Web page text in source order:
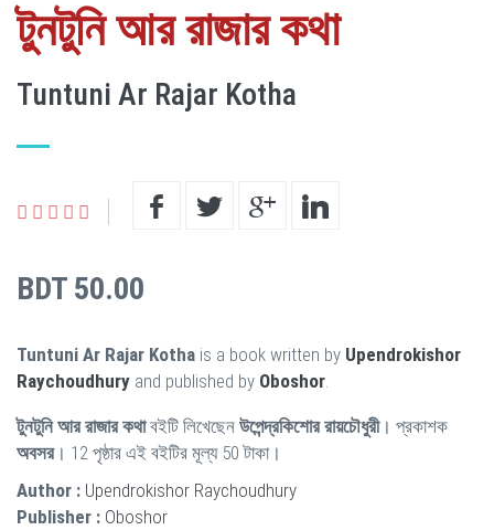
টুনটুনি আর রাজার কথা
Tuntuni Ar Rajar Kotha
BDT 50.00
Tuntuni Ar Rajar Kotha is a book written by Upendrokishor
Raychoudhury and published by Oboshor
টুনটুনি আর রাজার কথাবইটি লিখেছেন উপেন্দ্রকিশোর রায়চৌধুরী। প্রকাশক
অবসর। 12 পৃষ্ঠার এই বইটির মূল্য 50 টাকা।
Author : Upendrokishor Raychoudhury
Publisher : Oboshor